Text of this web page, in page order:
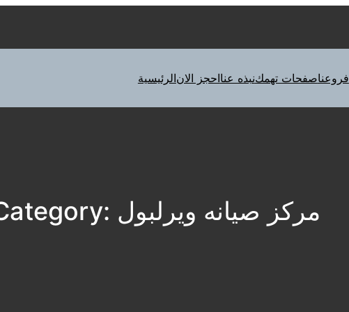
الرئيسيةاحجز الاننبذه عناصفحات تهمكفروعنا
مركز صيانه ويرلبول